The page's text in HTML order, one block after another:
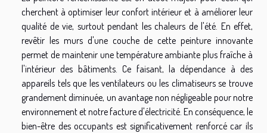
cherchent à optimiser leur confort intérieur et à améliorer leur
qualité de vie, surtout pendant les chaleurs de l'été. En effet,
revêtir les murs d'une couche de cette peinture innovante
permet de maintenir une température ambiante plus fraîche à
l'intérieur des bâtiments. Ce faisant, la dépendance à des
appareils tels que les ventilateurs ou les climatiseurs se trouve
grandement diminuée, un avantage non négligeable pour notre
environnement et notre facture d'électricité. En conséquence, le
bien-être des occupants est significativement renforcé car ils